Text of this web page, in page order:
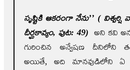
సృష్టికి ఆకరంగా నేను’’ (
దీర్ఘకావ్యం, పుట: 49)
అని కవి
గురించిన అన్వేషణ దీనిలోని
అయితే, అది మానవుడిలోని ఏ